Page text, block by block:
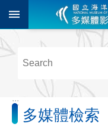
跳到主要內容區塊
階
尋
多
:::
多媒體檢索